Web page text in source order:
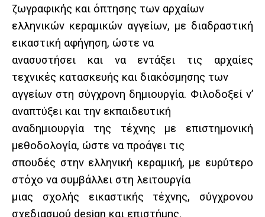
ζωγραφικής και όπτησης των αρχαίων
ελληνικών κεραμικών αγγείων, με διαδραστική
εικαστική αφήγηση, ώστε να
ανασυστήσει και να εντάξει τις αρχαίες
τεχνικές κατασκευής και διακόσμησης των
αγγείων στη σύγχρονη δημιουργία. Φιλοδοξεί ν’
αναπτύξει και την εκπαιδευτική
αναδημιουργία της τέχνης με επιστημονική
μεθοδολογία, ώστε να προάγει τις
σπουδές στην ελληνική κεραμική, με ευρύτερο
στόχο να συμβάλλει στη λειτουργία
μιας σχολής εικαστικής τέχνης, σύγχρονου
σχεδιασμού design και επιστήμης.